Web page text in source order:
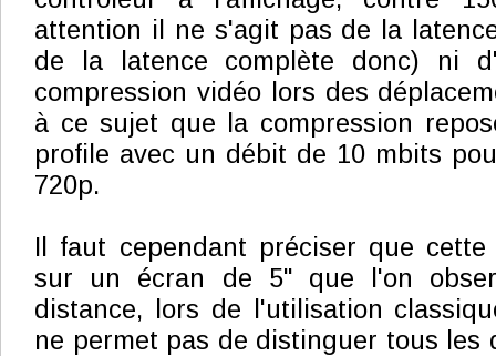
attention il ne s'agit pas de la
de la latence complète donc) ni
compression vidéo lors des
à ce sujet que la compression
profile avec un débit de 10 mbits
720p.
Il faut cependant préciser que
sur un écran de 5" que l'on
distance, lors de l'utilisation
ne permet pas de distinguer tous les